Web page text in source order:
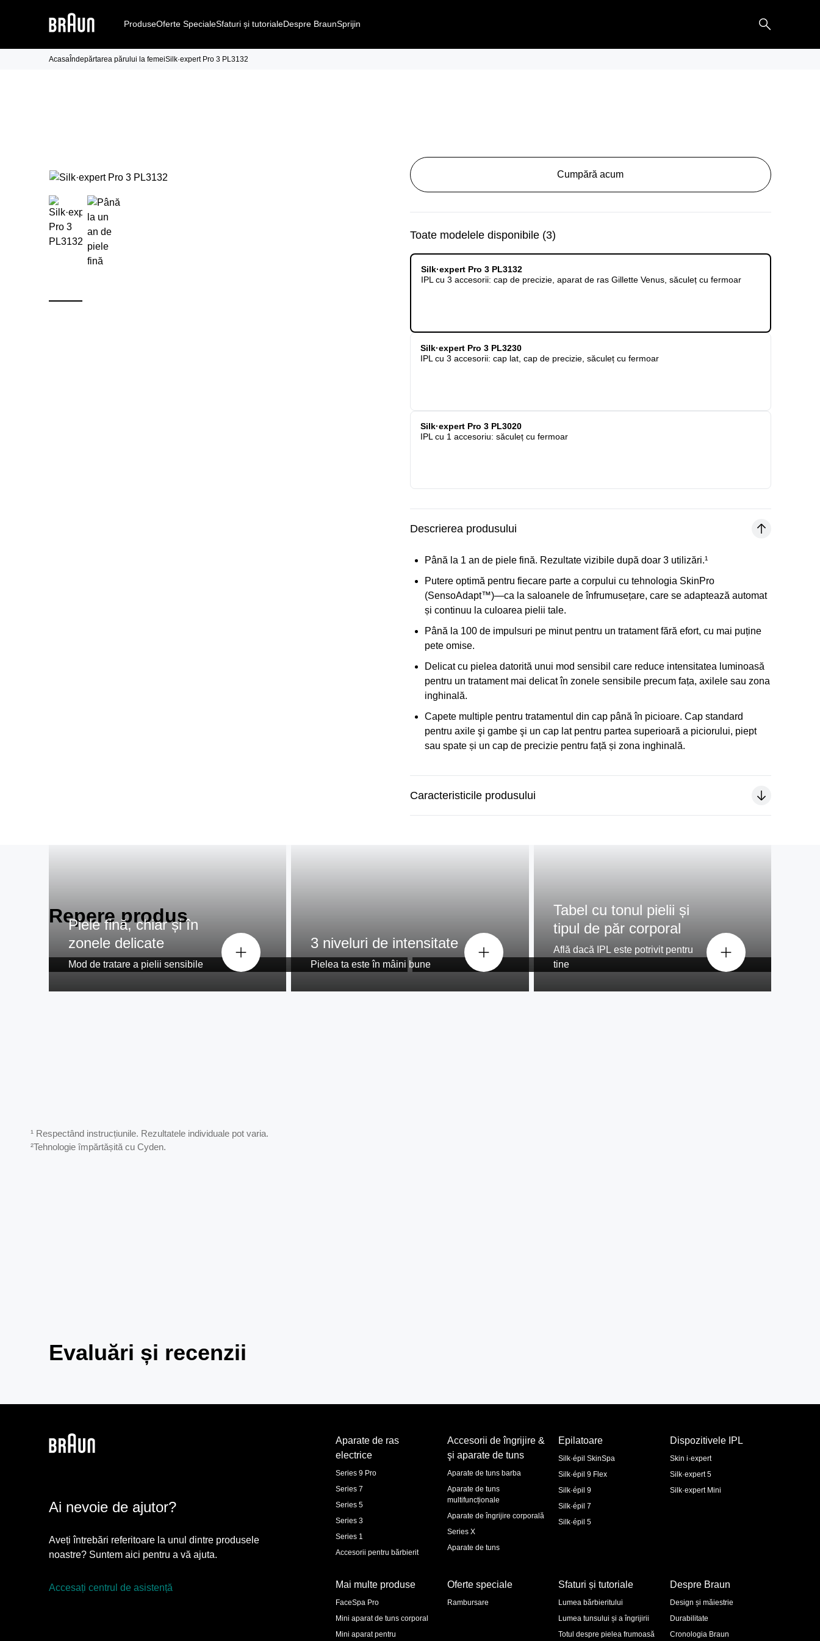
ProduseOferte SpecialeSfaturi și tutorialeDespre BraunSprijin
Acasa Îndepărtarea părului la femeiSilk·expert Pro 3 PL3132
Cumpără acum
Toate modelele disponibile(3)
Silk·expert Pro 3 PL3132
IPL cu 3 accesorii: cap de precizie, aparat de ras Gillette Venus, săculeț cu fermoar
Silk·expert Pro 3 PL3230
IPL cu 3 accesorii: cap lat, cap de precizie, săculeț cu fermoar
Silk·expert Pro 3 PL3020
IPL cu 1 accesoriu: săculeț cu fermoar
Descrierea produsului
Până la 1 an de piele fină. Rezultate vizibile după doar 3 utilizări.¹
Putere optimă pentru fiecare parte a corpului cu tehnologia SkinPro
(SensoAdapt™)—ca la saloanele de înfrumusețare, care se adaptează automat
și continuu la culoarea pielii tale.
Până la 100 de impulsuri pe minut pentru un tratament fără efort, cu mai puține
pete omise.
Delicat cu pielea datorită unui mod sensibil care reduce intensitatea luminoasă
pentru un tratament mai delicat în zonele sensibile precum fața, axilele sau zona
inghinală.
Capete multiple pentru tratamentul din cap până în picioare. Cap standard
pentru axile şi gambe şi un cap lat pentru partea superioară a piciorului, piept
sau spate și un cap de precizie pentru față și zona inghinală.
Caracteristicile produsului
Repere produs
Technologie SkinPro (SensoAdapt™)²
Piele mereu fină
Puternic, dar delicat
SkinPro senzor
Piele fină, chiar și în
zonele delicate
Mod de tratare a pielii sensibile
3 niveluri de intensitate
Pielea ta este în mâini bune
Tabel cu tonul pielii și
tipul de păr corporal
Află dacă IPL este potrivit pentru
tine
¹ Respectând instrucțiunile. Rezultatele individuale pot varia.
²Tehnologie împărtășită cu Cyden.
Evaluări și recenzii
Ai nevoie de ajutor?
Aveți întrebări referitoare la unul dintre produsele
noastre? Suntem aici pentru a vă ajuta.
Accesați centrul de asistență
Aparate de ras
electrice
Series 9 Pro
Series 7
Series 5
Series 3
Series 1
Accesorii pentru bărbierit
Accesorii de îngrijire &
şi aparate de tuns
Aparate de tuns barba
Aparate de tuns
multifuncționale
Aparate de îngrijire corporală
Series X
Aparate de tuns
Epilatoare
Silk·épil SkinSpa
Silk·épil 9 Flex
Silk·épil 9
Silk·épil 7
Silk·épil 5
Dispozitivele IPL
Skin i·expert
Silk·expert 5
Silk·expert Mini
Mai multe produse
FaceSpa Pro
Mini aparat de tuns corporal
Mini aparat pentru
Oferte speciale
Rambursare
Sfaturi și tutoriale
Lumea bărbieritului
Lumea tunsului și a îngrijirii
Totul despre pielea frumoasă
Despre Braun
Design și măiestrie
Durabilitate
Cronologia Braun